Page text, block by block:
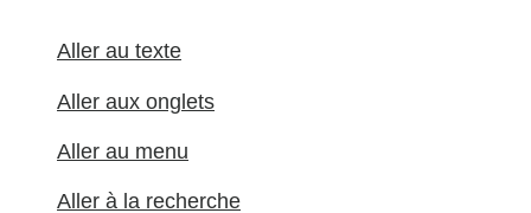
Aller au texte
Aller aux onglets
Aller au menu
Aller à la recherche